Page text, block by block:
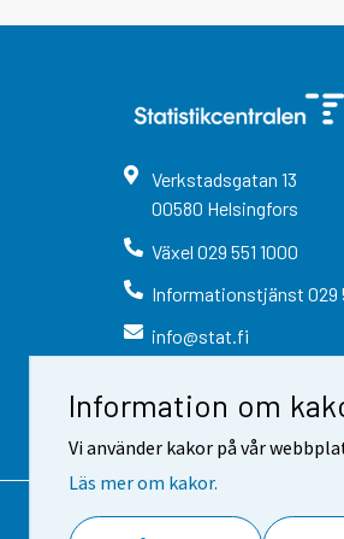
Information om
Vi använder kakor på vår
Läs mer om kakor.
Verkstadsgatan 13
00580 Helsingfors
Växel 029 551 1000
Informationstjänst 029
info@stat.fi